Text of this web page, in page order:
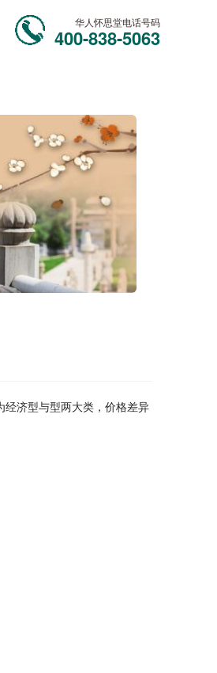
华人怀思堂电话号码
400-838-5063
济型与型两大类，价格差异